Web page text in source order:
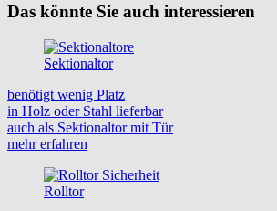
Das könnte Sie auch interessieren
Sektionaltor
benötigt wenig Platz
in Holz oder Stahl lieferbar
auch als Sektionaltor mit Tür
mehr erfahren
Rolltor